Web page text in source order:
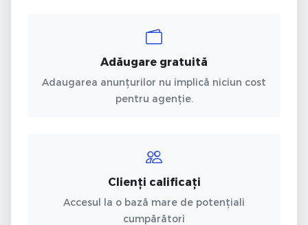
Adăugare gratuită
Adaugarea anunțurilor nu implică niciun cost
pentru agenție.
Clienți calificați
Accesul la o bază mare de potențiali
cumpărători